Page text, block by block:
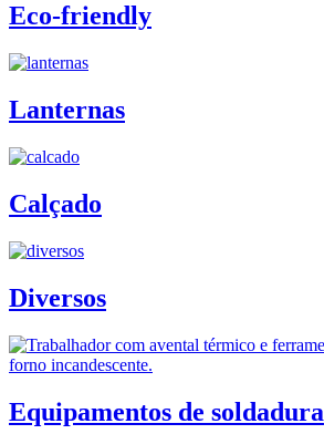
Eco-friendly
Lanternas
Calçado
Diversos
Equipamentos de soldadura